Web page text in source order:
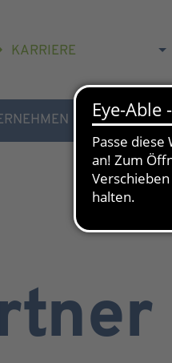
KARRIERE